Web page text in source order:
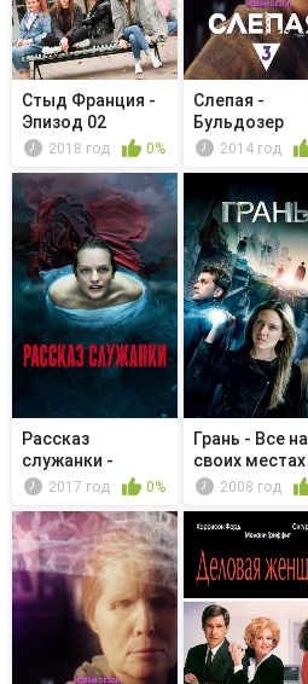
Стыд Франция -
Эпизод 02
2018 год 0%
Слепая -
Бульдозер
2014 год
Рассказ
служанки -
Семья2017 год 0%
Грань - Все на
своих местах
2008 год